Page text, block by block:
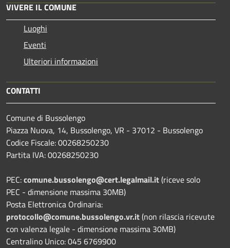
VIVERE IL COMUNE
Luoghi
Eventi
Ulteriori informazioni
CONTATTI
Comune di Bussolengo
Piazza Nuova, 14, Bussolengo, VR - 37012 - Bussolengo
Codice Fiscale: 00268250230
Partita IVA: 00268250230
PEC:comune.bussolengo@cert.legalmail.it(riceve solo
PEC - dimensione massima 30MB)
Posta Elettronica Ordinaria:
protocollo@comune.bussolengo.vr.it(non rilascia ricevute
con valenza legale - dimensione massima 30MB)
Centralino Unico: 045 6769900